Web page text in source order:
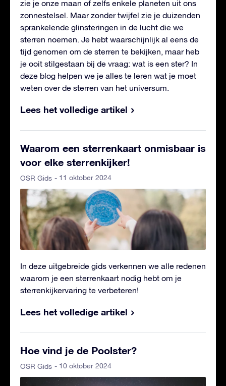
zie je onze maan of zelfs enkele planeten uit ons
zonnestelsel. Maar zonder twijfel zie je duizenden
sprankelende glinsteringen in de lucht die we
sterren noemen. Je hebt waarschijnlijk al eens de
tijd genomen om de sterren te bekijken, maar heb
je ooit stilgestaan bij de vraag: wat is een ster? In
deze blog helpen we je alles te leren wat je moet
weten over de sterren van het universum.
Lees het volledige artikel
Waarom een ​​sterrenkaart onmisbaar is
voor elke sterrenkijker!
OSR Gids - 11 oktober 2024
In deze uitgebreide gids verkennen we alle redenen
waarom je een sterrenkaart nodig hebt om je
sterrenkijkervaring te verbeteren!
Lees het volledige artikel
Hoe vind je de Poolster?
OSR Gids - 10 oktober 2024